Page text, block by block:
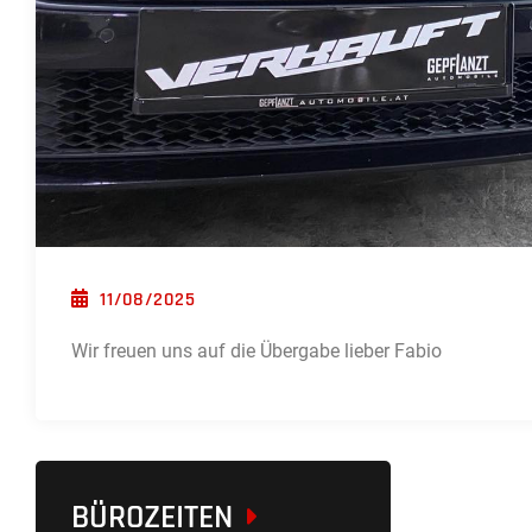
POSTED ON
11/08/2025
Wir freuen uns auf die Übergabe lieber Fabio
BÜROZEITEN